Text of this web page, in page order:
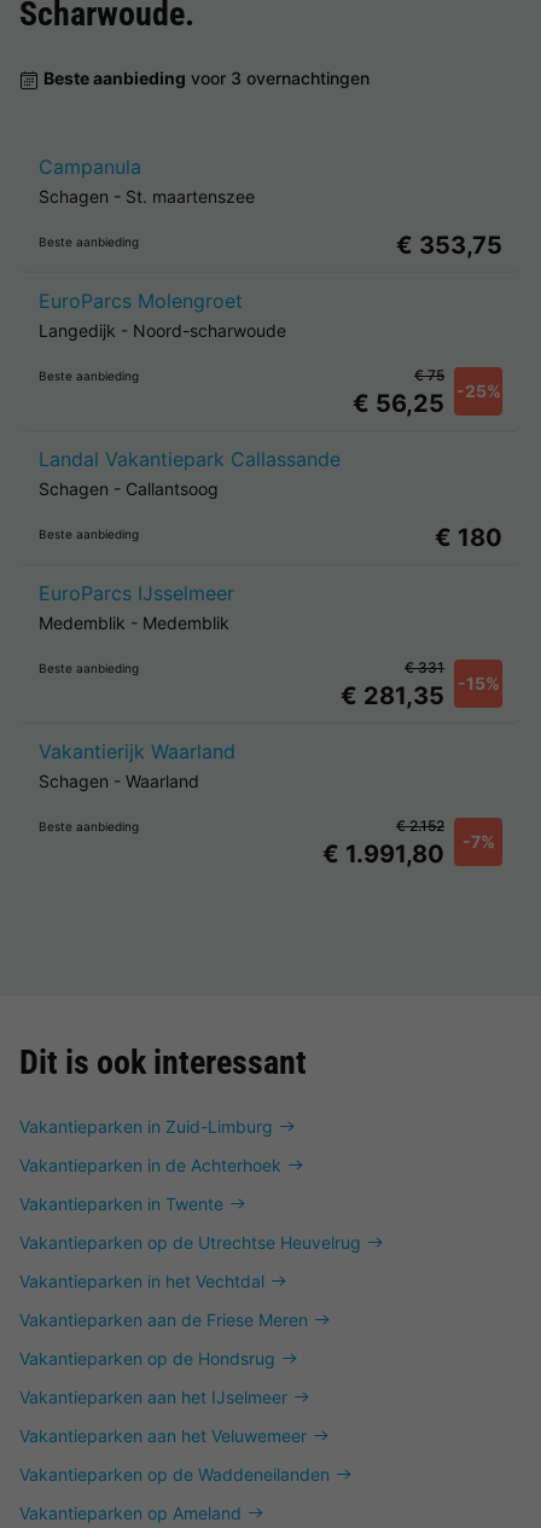
Scharwoude.
Beste aanbieding voor 3 overnachtingen
Campanula
Schagen - St. maartenszee
Beste aanbieding € 353,75
EuroParcs Molengroet
Langedijk - Noord-scharwoude
Beste aanbieding
€ 56,25 -25%
€ 75
Landal Vakantiepark Callassande
Schagen - Callantsoog
Beste aanbieding € 180
EuroParcs IJsselmeer
Medemblik - Medemblik
Beste aanbieding
€ 281,35 -15%
€ 331
Vakantierijk Waarland
Schagen - Waarland
Beste aanbieding
€ 1.991,80 -7%
€ 2.152
Dit is ook interessant
Vakantieparken in Zuid-Limburg
Vakantieparken in de Achterhoek
Vakantieparken in Twente
Vakantieparken op de Utrechtse Heuvelrug
Vakantieparken in het Vechtdal
Vakantieparken aan de Friese Meren
Vakantieparken op de Hondsrug
Vakantieparken aan het IJselmeer
Vakantieparken aan het Veluwemeer
Vakantieparken op de Waddeneilanden
Vakantieparken op Ameland